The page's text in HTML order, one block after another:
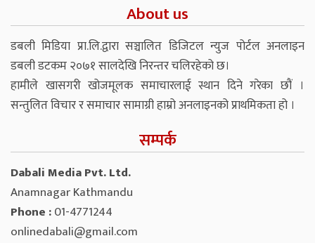
About us
डबली मिडिया प्रा.लि.द्वारा सञ्चालित डिजिटल न्युज पोर्टल अनलाइन
डबली डटकम २०७१ सालदेखि निरन्तर चलिरहेको छ।
हामीले खासगरी खोजमूलक समाचारलाई स्थान दिने गरेका छौं ।
सन्तुलित विचार र समाचार सामाग्री हाम्रो अनलाइनको प्राथमिकता हो ।
सम्पर्क
Dabali Media Pvt. Ltd.
Anamnagar Kathmandu
Phone :01-4771244
onlinedabali@gmail.com